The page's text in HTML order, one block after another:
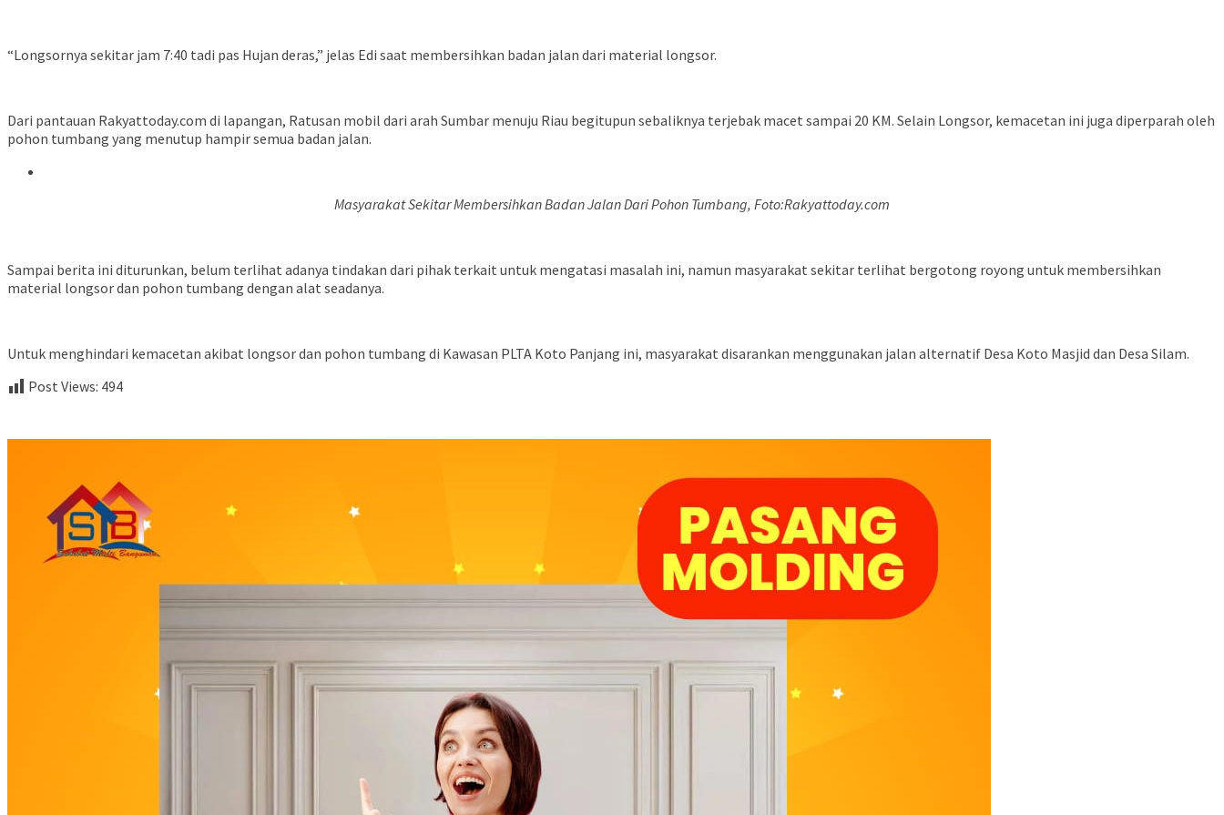
“Longsornya sekitar jam 7:40 tadi pas Hujan deras,” jelas Edi saat membersihkan badan jalan dari material longsor.
Dari pantauan Rakyattoday.com di lapangan, Ratusan mobil dari arah Sumbar menuju Riau begitupun sebaliknya terjebak macet sampai 20 KM. Selain Longsor, kemacetan ini juga diperparah oleh
pohon tumbang yang menutup hampir semua badan jalan.
Masyarakat Sekitar Membersihkan Badan Jalan Dari Pohon Tumbang, Foto:Rakyattoday.com
Sampai berita ini diturunkan, belum terlihat adanya tindakan dari pihak terkait untuk mengatasi masalah ini, namun masyarakat sekitar terlihat bergotong royong untuk membersihkan
material longsor dan pohon tumbang dengan alat seadanya.
Untuk menghindari kemacetan akibat longsor dan pohon tumbang di Kawasan PLTA Koto Panjang ini, masyarakat disarankan menggunakan jalan alternatif Desa Koto Masjid dan Desa Silam.
Post Views: 494